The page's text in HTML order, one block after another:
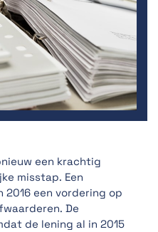
een krachtig
misstap. Een
een vordering op
De
de lening al in 2015